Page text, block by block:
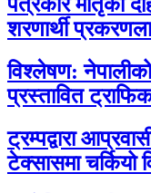
पत्रकार मातृका
शरणार्थी
विश्लेषण:
प्रस्तावित
ट्रम्पद्वारा
टेक्सासमा चर्कियो